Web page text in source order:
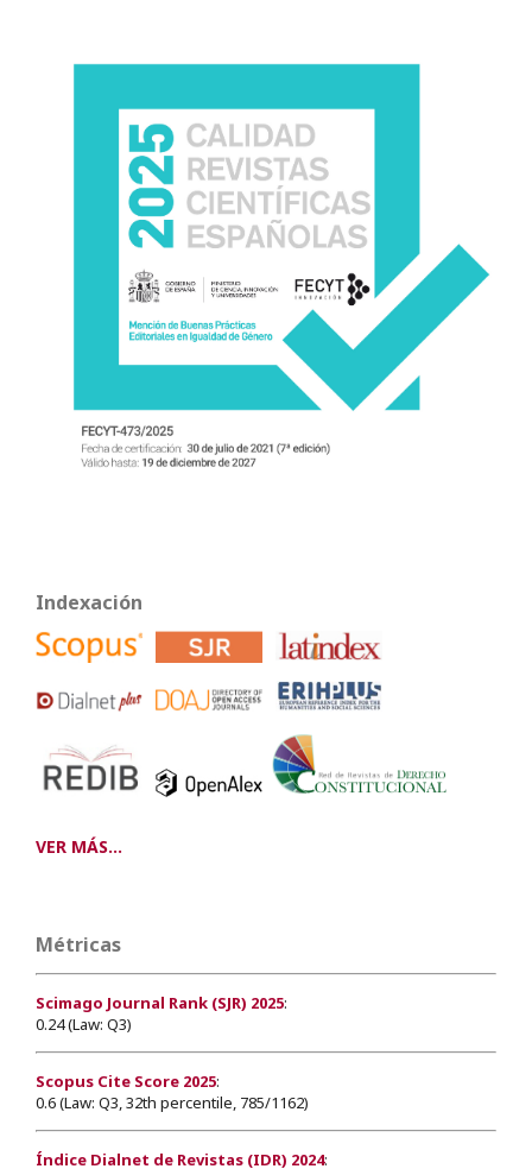
Indexación
VER MÁS...
Métricas
Scimago Journal Rank (SJR) 2025:
0.24 (Law: Q3)
Scopus Cite Score 2025:
0.6 (Law: Q3, 32th percentile, 785/1162)
Índice Dialnet de Revistas (IDR) 2024: